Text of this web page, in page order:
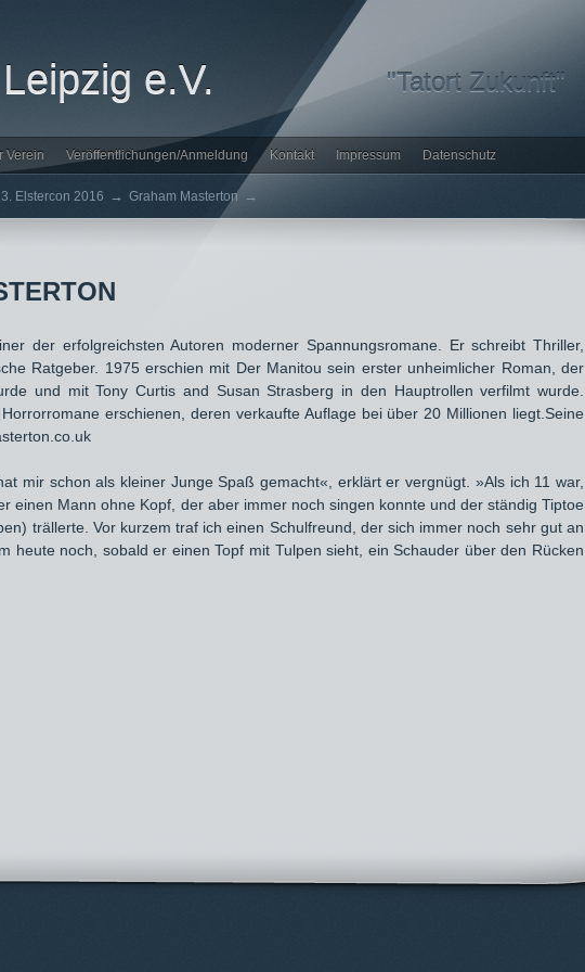
e.V. "Tatort Zukunft"
Verein Veröffentlichungen/Anmeldung Kontakt Impressum Datenschutz
Elstercon 2016 → Graham Masterton →
der erfolgreichsten Autoren moderner Spannungsromane. Er schreibt Thriller,
Ratgeber. 1975 erschien mit Der Manitou sein erster unheimlicher Roman, der
und mit Tony Curtis and Susan Strasberg in den Hauptrollen verfilmt wurde.
erschienen, deren verkaufte Auflage bei über 20 Millionen liegt.Seine
mir schon als kleiner Junge Spaß gemacht«, erklärt er vergnügt. »Als ich 11 war,
einen Mann ohne Kopf, der aber immer noch singen konnte und der ständig Tiptoe
trällerte. Vor kurzem traf ich einen Schulfreund, der sich immer noch sehr gut an
heute noch, sobald er einen Topf mit Tulpen sieht, ein Schauder über den Rücken